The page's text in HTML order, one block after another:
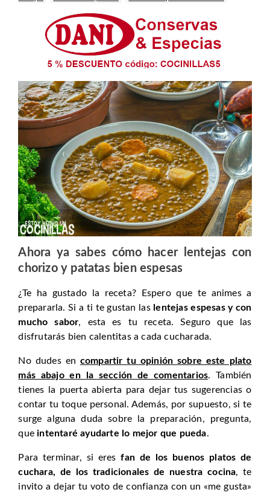
Ahora ya sabes cómo hacer lentejas con
chorizo y patatas bien espesas
¿Te ha gustado la receta? Espero que te animes a
prepararla. Si a ti te gustan las lentejas espesas y con
mucho sabor, esta es tu receta. Seguro que las
disfrutarás bien calentitas a cada cucharada.
No dudes en compartir tu opinión sobre este plato
más abajo en la sección de comentarios. También
tienes la puerta abierta para dejar tus sugerencias o
contar tu toque personal. Además, por supuesto, si te
surge alguna duda sobre la preparación, pregunta,
queintentaré ayudarte lo mejor que pueda.
Para terminar, si eresfan de los buenos platos de
cuchara, de los tradicionales de nuestra cocina, te
invito a dejar tu voto de confianza con un «me gusta»